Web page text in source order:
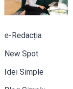
e-Redacția
New Spot
Idei Simple